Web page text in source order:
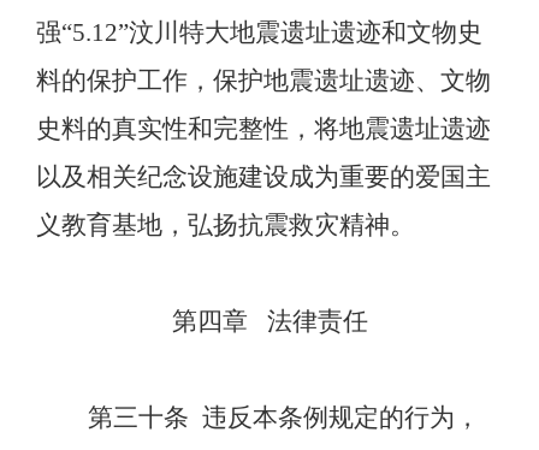
强“5.12”汶川特大地震遗址遗迹和文物史
料的保护工作，保护地震遗址遗迹、文物
史料的真实性和完整性，将地震遗址遗迹
以及相关纪念设施建设成为重要的爱国主
义教育基地，弘扬抗震救灾精神。
第四章 法律责任
第三十条 违反本条例规定的行为，